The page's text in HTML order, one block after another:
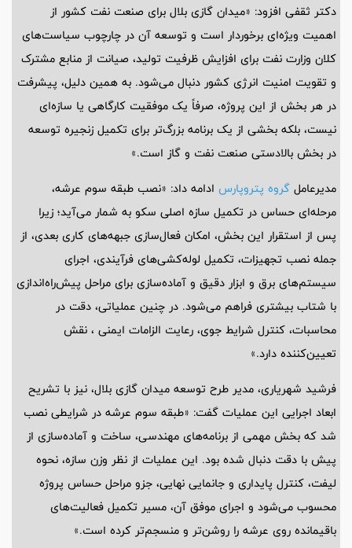
دکتر ثقفی افزود: «میدان گازی بلال برای صنعت نفت کشور از
اهمیت ویژه‌ای برخوردار است و توسعه آن در چارچوب سیاست‌های
کلان وزارت نفت برای افزایش ظرفیت تولید، صیانت از منابع مشترک
و تقویت امنیت انرژی کشور دنبال می‌شود. به همین دلیل، پیشرفت
در هر بخش از این پروژه، صرفاً یک موفقیت کارگاهی یا سازه‌ای
نیست، بلکه بخشی از یک برنامه بزرگ‌تر برای تکمیل زنجیره توسعه
در بخش بالادستی صنعت نفت و گاز است.»
مدیرعامل گروه پتروپارس ادامه داد: «نصب طبقه سوم عرشه،
مرحله‌ای حساس در تکمیل سازه اصلی سکو به شمار می‌آید؛ زیرا
پس از استقرار این بخش، امکان فعال‌سازی جبهه‌های کاری بعدی، از
جمله نصب تجهیزات، تکمیل لوله‌کشی‌های فرآیندی، اجرای
سیستم‌های برق و ابزار دقیق و آماده‌سازی برای مراحل پیش‌راه‌اندازی
با شتاب بیشتری فراهم می‌شود. در چنین عملیاتی، دقت در
محاسبات، کنترل شرایط جوی، رعایت الزامات ایمنی ، نقش
تعیین‌کننده دارد.»
فرشید شهریاری، مدیر طرح توسعه میدان گازی بلال، نیز با تشریح
ابعاد اجرایی این عملیات گفت: «طبقه سوم عرشه در شرایطی نصب
شد که بخش مهمی از برنامه‌های مهندسی، ساخت و آماده‌سازی از
پیش با دقت دنبال شده بود. این عملیات از نظر وزن سازه، نحوه
لیفت، کنترل پایداری و جانمایی نهایی، جزو مراحل حساس پروژه
محسوب می‌شود و اجرای موفق آن، مسیر تکمیل فعالیت‌های
باقیمانده روی عرشه را روشن‌تر و منسجم‌تر کرده است.»